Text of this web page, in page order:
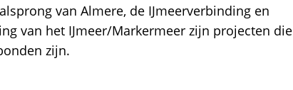
van Almere, de IJmeerverbinding en
van het IJmeer/Markermeer zijn projecten die
zijn.